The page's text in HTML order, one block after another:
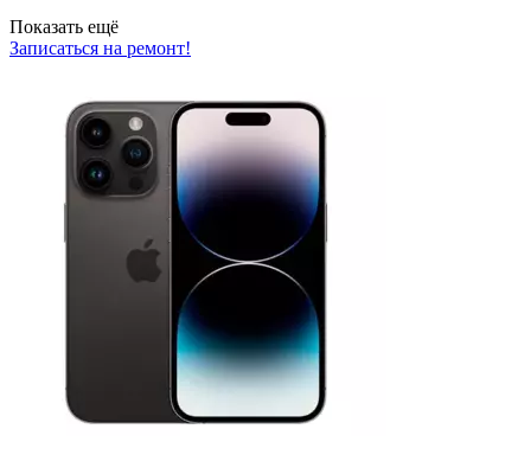
Показать ещё
Записаться на ремонт!